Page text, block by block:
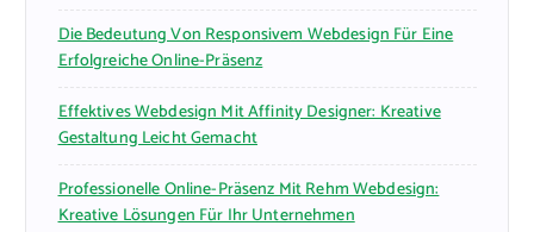
Die Bedeutung Von Responsivem Webdesign Für Eine
Erfolgreiche Online-Präsenz
Effektives Webdesign Mit Affinity Designer: Kreative
Gestaltung Leicht Gemacht
Professionelle Online-Präsenz Mit Rehm Webdesign:
Kreative Lösungen Für Ihr Unternehmen